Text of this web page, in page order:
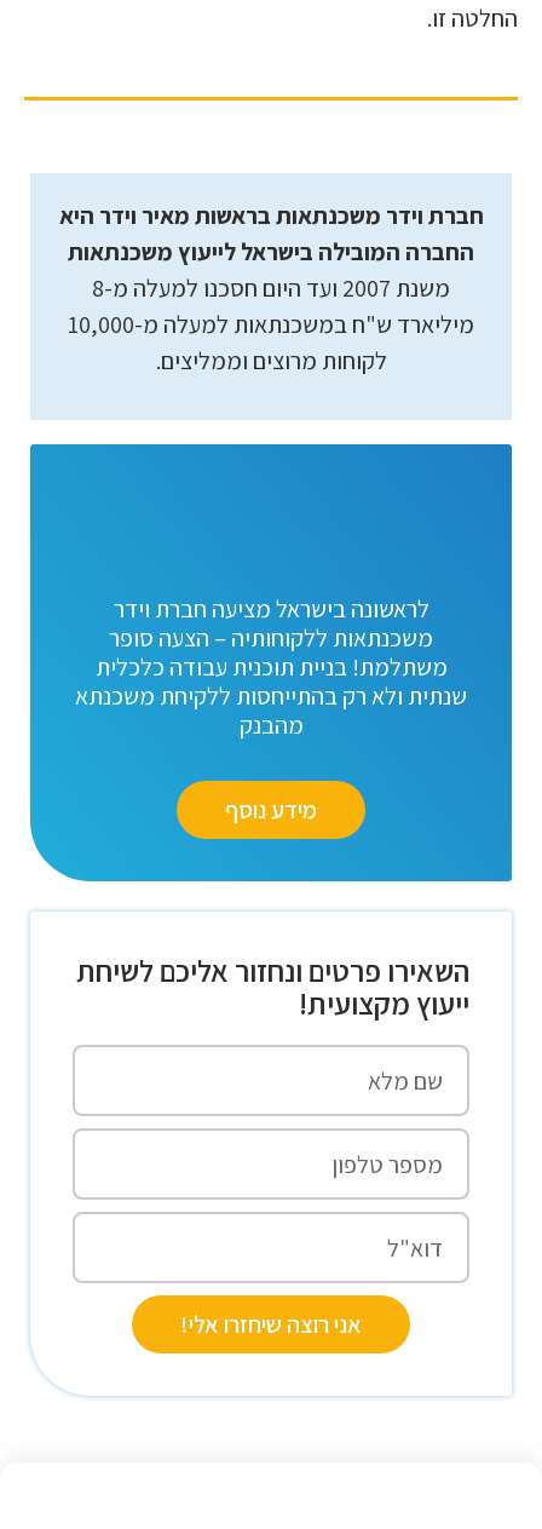
החלטה זו.
חברת וידר משכנתאות בראשות מאיר וידר היא
החברה המובילה בישראל לייעוץ משכנתאות
משנת 2007 ועד היום חסכנו למעלה מ-8
מיליארד ש"ח במשכנתאות למעלה מ-10,000
לקוחות מרוצים וממליצים.
לראשונה בישראל מציעה חברת וידר
משכנתאות ללקוחותיה – הצעה סופר
משתלמת! בניית תוכנית עבודה כלכלית
שנתית ולא רק בהתייחסות ללקיחת משכנתא
מהבנק
מידע נוסף
השאירו פרטים ונחזור אליכם לשיחת
ייעוץ מקצועית!
אני רוצה שיחזרו אלי!